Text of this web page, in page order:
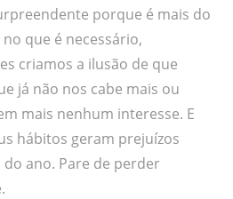
porque é mais do
que é necessário,
criamos a ilusão de que
já não nos cabe mais ou
mais nenhum interesse. E
hábitos geram prejuízos
ano. Pare de perder